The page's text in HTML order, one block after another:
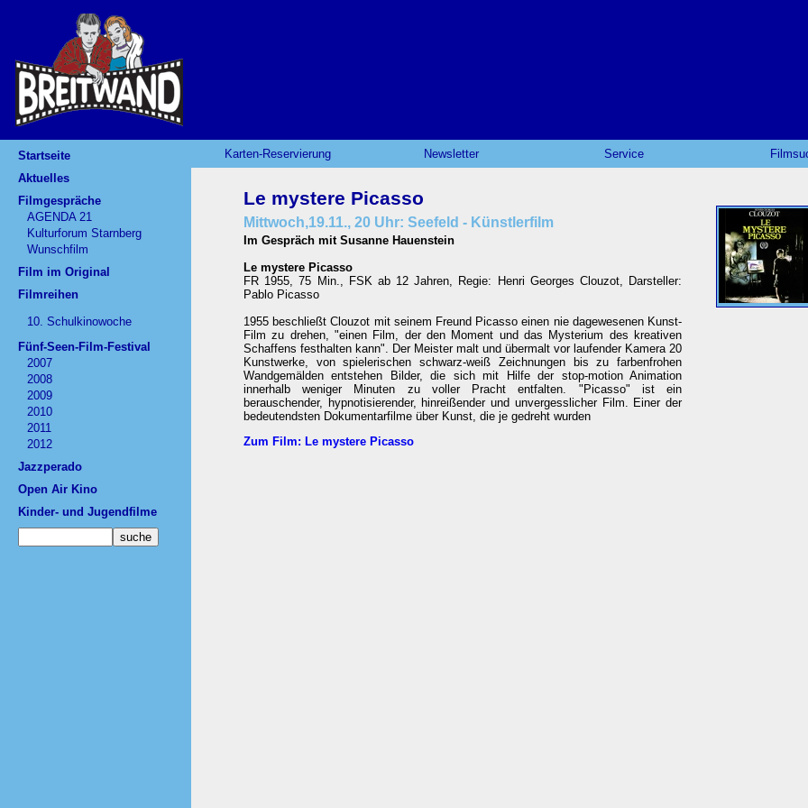
Startseite
Aktuelles
Filmgespräche
AGENDA 21
Kulturforum Starnberg
Wunschfilm
Film im Original
Filmreihen
10. Schulkinowoche
Fünf-Seen-Film-Festival
2007
2008
2009
2010
2011
2012
Jazzperado
Open Air Kino
Kinder- und Jugendfilme
Karten-Reservierung Newsletter Service
Le mystere Picasso
Mittwoch,19.11., 20 Uhr: Seefeld - Künstlerfilm
Im Gespräch mit Susanne Hauenstein
Le mystere Picasso
FR 1955, 75 Min., FSK ab 12 Jahren, Regie: Henri Georges Clouzot, Darsteller:
Pablo Picasso
1955 beschließt Clouzot mit seinem Freund Picasso einen nie dagewesenen Kunst-
Film zu drehen, "einen Film, der den Moment und das Mysterium des kreativen
Schaffens festhalten kann". Der Meister malt und übermalt vor laufender Kamera 20
Kunstwerke, von spielerischen schwarz-weiß Zeichnungen bis zu farbenfrohen
Wandgemälden entstehen Bilder, die sich mit Hilfe der stop-motion Animation
innerhalb weniger Minuten zu voller Pracht entfalten. "Picasso" ist ein
berauschender, hypnotisierender, hinreißender und unvergesslicher Film. Einer der
bedeutendsten Dokumentarfilme über Kunst, die je gedreht wurden
Zum Film: Le mystere Picasso